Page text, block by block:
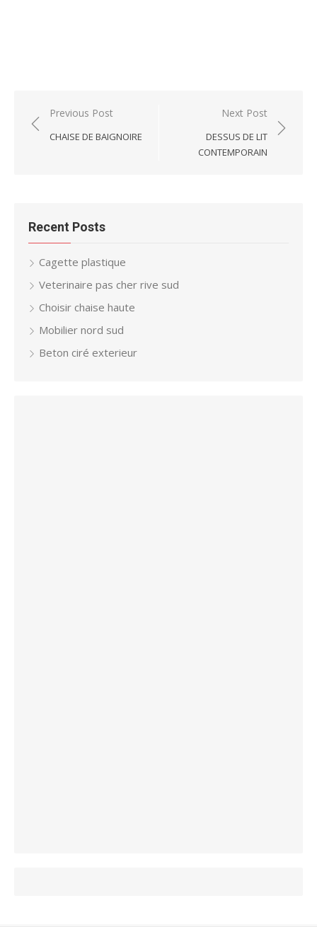
Post
navigation
Previous Post
CHAISE DE BAIGNOIRE
Next Post
DESSUS DE LIT
CONTEMPORAIN
Recent Posts
Cagette plastique
Veterinaire pas cher rive sud
Choisir chaise haute
Mobilier nord sud
Beton ciré exterieur